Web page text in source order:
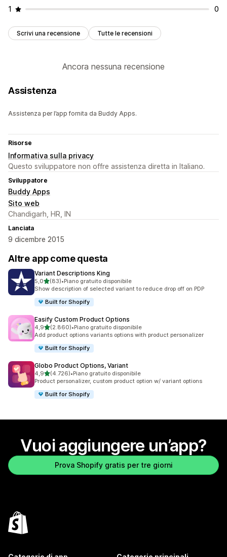
1
0
Scrivi una recensione Tutte le recensioni
Ancora nessuna recensione
Assistenza
Assistenza per l’app fornita da Buddy Apps.
Risorse
Informativa sulla privacy
Questo sviluppatore non offre assistenza diretta in Italiano.
Sviluppatore
Buddy Apps
Sito web
Chandigarh, HR, IN
Lanciata
9 dicembre 2015
Altre app come questa
Variant Descriptions King
5,0stelle su 5
(83)
83 recensioni totali
•Piano gratuito disponibile
Show description of selected variant to reduce drop off on PDP
Built for Shopify
Easify Custom Product Options
4,9stelle su 5
(2.860)
2860 recensioni totali
•Piano gratuito disponibile
Add product options variants options with product personalizer
Built for Shopify
Globo Product Options, Variant
4,9stelle su 5
(4.726)
4726 recensioni totali
•Piano gratuito disponibile
Product personalizer, custom product option w/ variant options
Built for Shopify
Vuoi aggiungere un’app?
Prova Shopify gratis per tre giorni